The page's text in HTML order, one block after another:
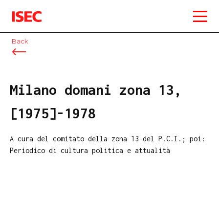
ISEC
Back
Milano domani zona 13,
[1975]-1978
A cura del comitato della zona 13 del P.C.I.; poi:
Periodico di cultura politica e attualità